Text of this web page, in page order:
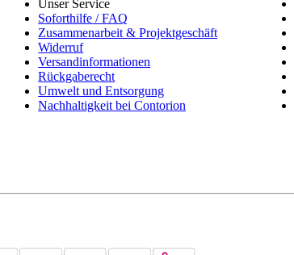
Unser Service
Soforthilfe / FAQ
Zusammenarbeit & Projektgeschäft
Widerruf
Versandinformationen
Rückgaberecht
Umwelt und Entsorgung
Nachhaltigkeit bei Contorion